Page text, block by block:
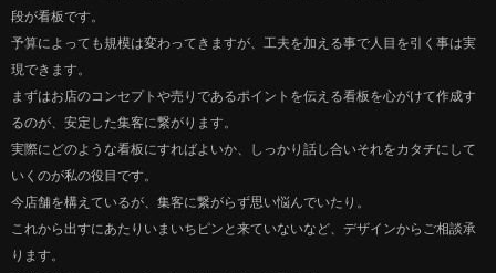
段が看板です。
予算によっても規模は変わってきますが、工夫を加える事で人目を引く事は実
現できます。
まずはお店のコンセプトや売りであるポイントを伝える看板を心がけて作成す
るのが、安定した集客に繋がります。
実際にどのような看板にすればよいか、しっかり話し合いそれをカタチにして
いくのが私の役目です。
今店舗を構えているが、集客に繋がらず思い悩んでいたり。
これから出すにあたりいまいちピンと来ていないなど、デザインからご相談承
ります。